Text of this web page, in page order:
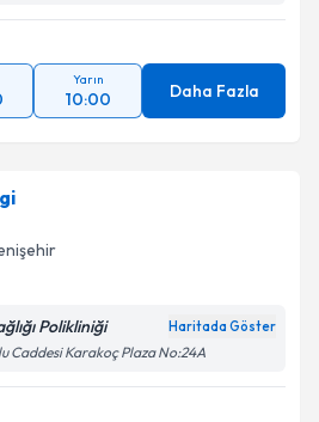
Yarın
10:00 Daha Fazla
Polikliniği Haritada Göster
Caddesi Karakoç Plaza No:24A